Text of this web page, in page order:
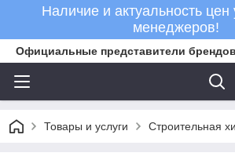
Наличие и актуальность цен
менеджеров!
Официальные представители
Товары и услуги Строительная